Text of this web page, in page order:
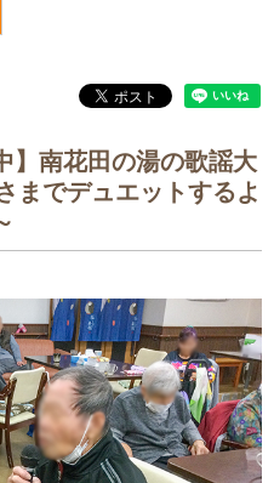
】南花田の湯の歌謡大
までデュエットするよ